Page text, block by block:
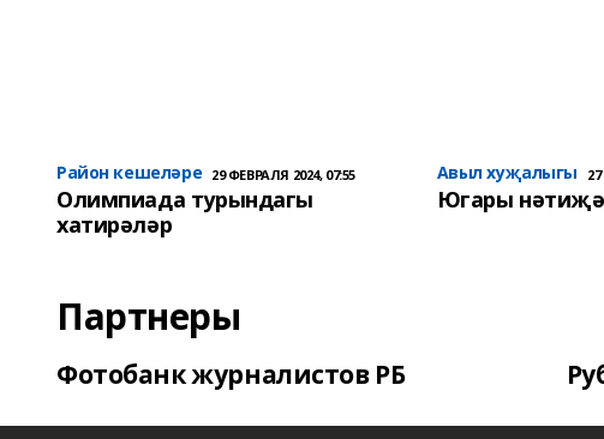
Район кешеләре 29 ФЕВРАЛЯ 2024, 07:55
Олимпиада турындагы
хатирәләр
Авыл хуҗалыгы
Югары
Партнеры
Фотобанк журналистов РБ